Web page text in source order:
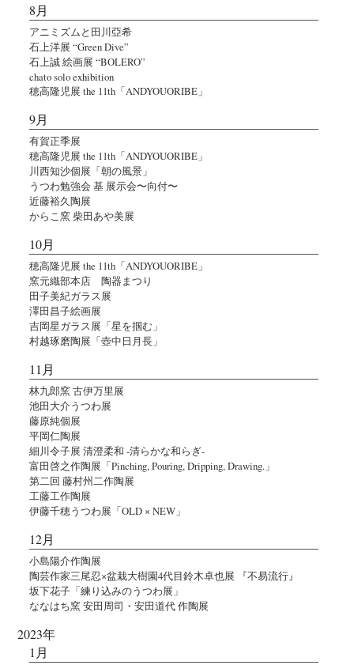
8月
アニミズムと田川亞希
石上洋展 “Green Dive”
石上誠 絵画展 “BOLERO”
chato solo exhibition
穂高隆児展 the 11th「ANDYOUORIBE」
9月
有賀正季展
穂高隆児展 the 11th「ANDYOUORIBE」
川西知沙個展「朝の風景」
うつわ勉強会 基 展示会〜向付〜
近藤裕久陶展
からこ窯 柴田あや美展
10月
穂高隆児展 the 11th「ANDYOUORIBE」
窯元織部本店 陶器まつり
田子美紀ガラス展
澤田昌子絵画展
吉岡星ガラス展「星を掴む」
村越琢磨陶展「壺中日月長」
11月
林九郎窯 古伊万里展
池田大介うつわ展
藤原純個展
平岡仁陶展
細川令子展 清澄柔和 -清らかな和らぎ-
富田啓之作陶展「Pinching, Pouring, Dripping, Drawing.」
第二回 藤村州二作陶展
工藤工作陶展
伊藤千穂うつわ展「OLD × NEW」
12月
小島陽介作陶展
陶芸作家三尾忍×盆栽大樹園4代目鈴木卓也展 『不易流行』
坂下花子「練り込みのうつわ展」
ななはち窯 安田周司・安田道代 作陶展
2023年
1月